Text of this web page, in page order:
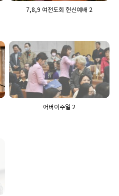
7,8,9 여전도회 헌신예배 2
어버이주일 2